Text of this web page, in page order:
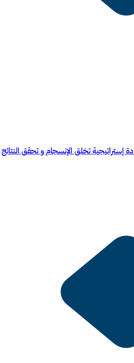
إستراتيجية تخلق الإنسجام و تحقق النتائج